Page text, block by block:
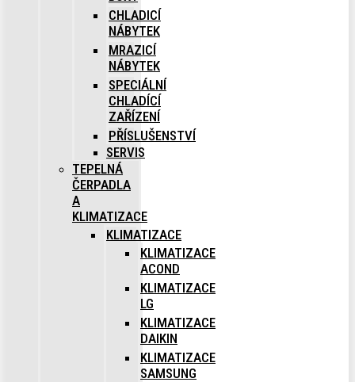
CHLADICÍ
NÁBYTEK
MRAZICÍ
NÁBYTEK
SPECIÁLNÍ
CHLADÍCÍ
ZAŘÍZENÍ
PŘÍSLUŠENSTVÍ
SERVIS
TEPELNÁ
ČERPADLA
A
KLIMATIZACE
KLIMATIZACE
KLIMATIZACE
ACOND
KLIMATIZACE
LG
KLIMATIZACE
DAIKIN
KLIMATIZACE
SAMSUNG